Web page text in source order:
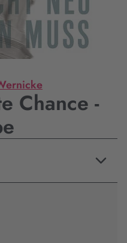
Chance -